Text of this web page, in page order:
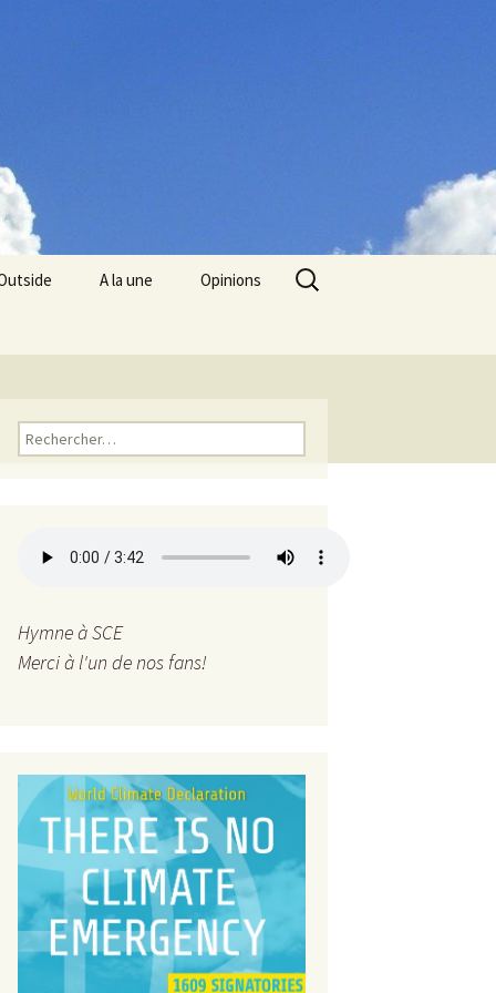
A la une Opinions
Rechercher :
Rechercher :
Hymne à SCE
Merci à l'un de nos fans!